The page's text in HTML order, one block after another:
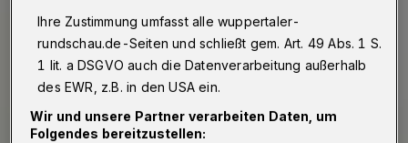
Ihre Zustimmung umfasst alle wuppertaler-
rundschau.de-Seiten und schließt gem. Art. 49 Abs. 1 S.
1 lit. a DSGVO auch die Datenverarbeitung außerhalb
des EWR, z.B. in den USA ein.
Wir und unsere Partner verarbeiten Daten, um
Folgendes bereitzustellen: